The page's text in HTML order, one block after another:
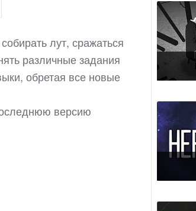
лут, сражаться
различные задания
обретая все новые
версию